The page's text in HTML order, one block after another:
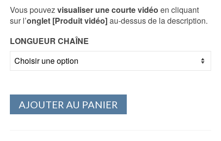
Vous pouvezvisualiser une courte vidéo en cliquant
sur l’onglet [Produit vidéo]au-dessus de la description.
LONGUEUR CHAÎNE
AJOUTER AU PANIER